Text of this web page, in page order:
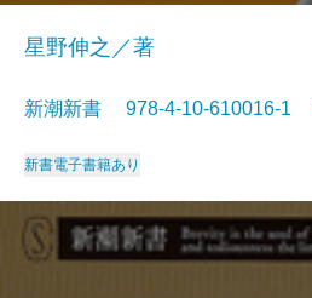
星野伸之／著
新潮新書 978-4-10-610016-
新書電子書籍あり